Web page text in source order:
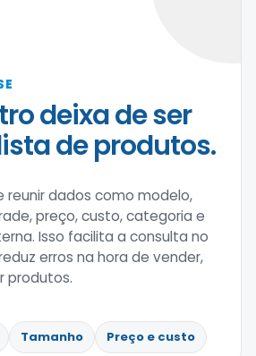
deixa de ser
de produtos.
dados como modelo,
preço, custo, categoria e
Isso facilita a consulta no
erros na hora de vender,
produtos.
Tamanho Preço e custo